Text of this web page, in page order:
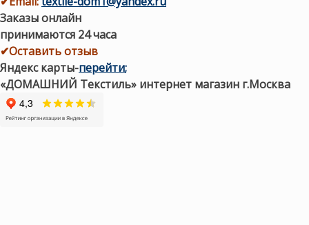
Заказы онлайн
принимаются 24 часа
✔Оставить отзыв
Яндекс карты-перейти;
«ДОМАШНИЙ Текстиль» интернет магазин г.Москва